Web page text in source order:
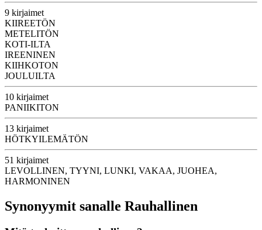
9 kirjaimet
KIIREETÖN
METELITÖN
KOTI-ILTA
IREENINEN
KIIHKOTON
JOULUILTA
10 kirjaimet
PANIIKITON
13 kirjaimet
HÖTKYILEMÄTÖN
51 kirjaimet
LEVOLLINEN, TYYNI, LUNKI, VAKAA, JUOHEA,
HARMONINEN
Synonyymit sanalle Rauhallinen